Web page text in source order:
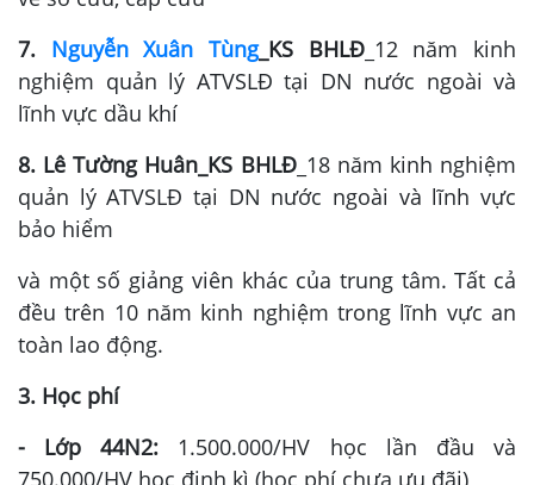
7. Nguyễn Xuân Tùng_KS BHLĐ_12 năm kinh
nghiệm quản lý ATVSLĐ tại DN nước ngoài và
lĩnh vực dầu khí
8. Lê Tường Huân_KS BHLĐ_18 năm kinh nghiệm
quản lý ATVSLĐ tại DN nước ngoài và lĩnh vực
bảo hiểm
và một số giảng viên khác của trung tâm. Tất cả
đều trên 10 năm kinh nghiệm trong lĩnh vực an
toàn lao động.
3. Học phí
- Lớp 44N2: 1.500.000/HV học lần đầu và
750.000/HV học định kì (học phí chưa ưu đãi)